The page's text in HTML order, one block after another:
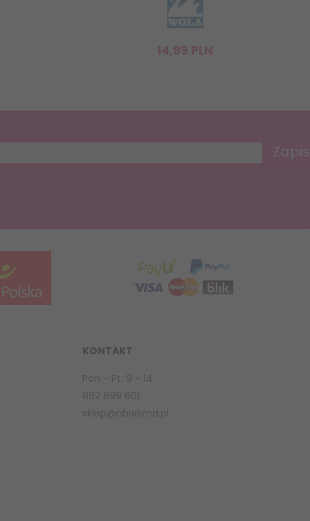
14,99 PLN
KONTAKT
Pon - Pt: 9 - 14
882 899 601
sklep@nbielizna.pl